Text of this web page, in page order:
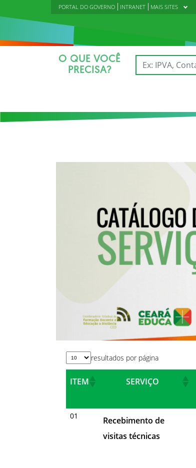
PORTAL DO GOVERNO INTRANET MAIS SITES
O QUE VOCÊ
PRECISA?
resultados por página
ITEM SERVIÇO
01
Recebimento de
visitas técnicas